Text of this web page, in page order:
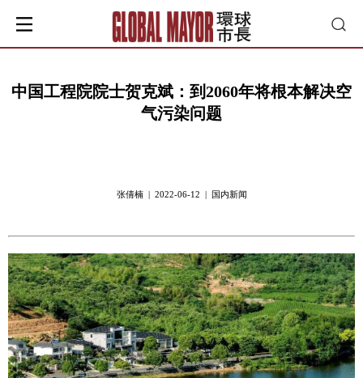
中国工程院院士贺克斌：到2060年将根本解决空
气污染问题
张倩楠 | 2022-06-12 | 国内新闻